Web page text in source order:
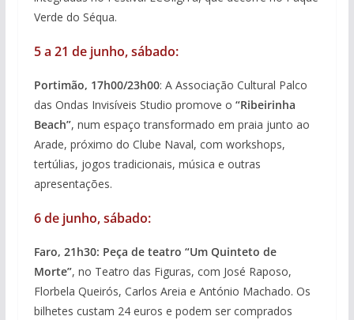
Verde do Séqua.
5 a 21 de junho, sábado:
Portimão, 17h00/23h00: A Associação Cultural Palco
das Ondas Invisíveis Studio promove o “Ribeirinha
Beach”, num espaço transformado em praia junto ao
Arade, próximo do Clube Naval, com workshops,
tertúlias, jogos tradicionais, música e outras
apresentações.
6 de junho, sábado:
Faro, 21h30: Peça de teatro “Um Quinteto de
Morte”, no Teatro das Figuras, com José Raposo,
Florbela Queirós, Carlos Areia e António Machado. Os
bilhetes custam 24 euros e podem ser comprados